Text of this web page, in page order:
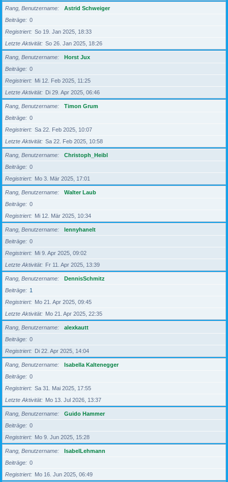
Rang, Benutzername
Astrid Schweiger
Beiträge
0
Registriert
So 19. Jan 2025, 18:33
Letzte Aktivität
So 26. Jan 2025, 18:26
Rang, Benutzername
Horst Jux
Beiträge
0
Registriert
Mi 12. Feb 2025, 11:25
Letzte Aktivität
Di 29. Apr 2025, 06:46
Rang, Benutzername
Timon Grum
Beiträge
0
Registriert
Sa 22. Feb 2025, 10:07
Letzte Aktivität
Sa 22. Feb 2025, 10:58
Rang, Benutzername
Christoph_Heibl
Beiträge
0
Registriert
Mo 3. Mär 2025, 17:01
Rang, Benutzername
Walter Laub
Beiträge
0
Registriert
Mi 12. Mär 2025, 10:34
Rang, Benutzername
lennyhanelt
Beiträge
0
Registriert
Mi 9. Apr 2025, 09:02
Letzte Aktivität
Fr 11. Apr 2025, 13:39
Rang, Benutzername
DennisSchmitz
Beiträge
1
Registriert
Mo 21. Apr 2025, 09:45
Letzte Aktivität
Mo 21. Apr 2025, 22:35
Rang, Benutzername
alexkautt
Beiträge
0
Registriert
Di 22. Apr 2025, 14:04
Rang, Benutzername
Isabella Kaltenegger
Beiträge
0
Registriert
Sa 31. Mai 2025, 17:55
Letzte Aktivität
Mo 13. Jul 2026, 13:37
Rang, Benutzername
Guido Hammer
Beiträge
0
Registriert
Mo 9. Jun 2025, 15:28
Rang, Benutzername
IsabelLehmann
Beiträge
0
Registriert
Mo 16. Jun 2025, 06:49